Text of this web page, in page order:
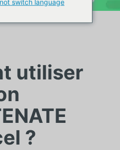
utiliser
?
switch language